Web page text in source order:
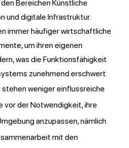
Bereichen Künstliche
und digitale Infrastruktur.
immer häufiger wirtschaftliche
um ihren eigenen
was die Funktionsfähigkeit
zunehmend erschwert.
weniger einflussreiche
vor der Notwendigkeit, ihre
anzupassen, nämlich
mit den